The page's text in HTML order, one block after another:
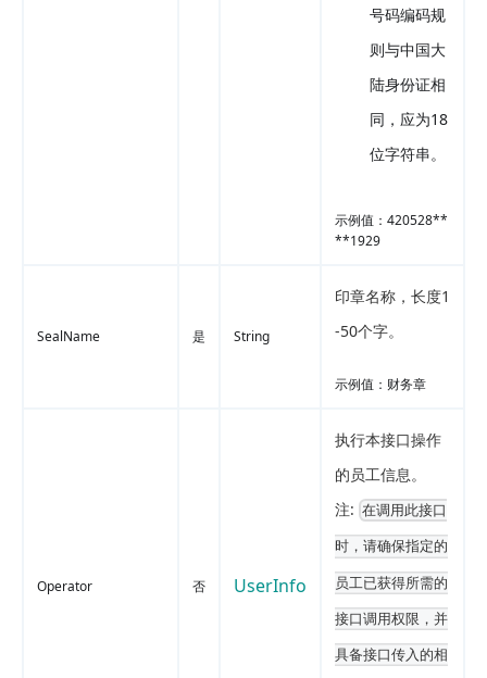
号码编码规
则与中国大
陆身份证相
同，应为18
位字符串。
示例值：420528**
**1929
SealName 是 String
印章名称，长度1
-50个字。
示例值：财务章
Operator 否 UserInfo
执行本接口操作
的员工信息。
注: 在调用此接口
时，请确保指定的
员工已获得所需的
接口调用权限，并
具备接口传入的相